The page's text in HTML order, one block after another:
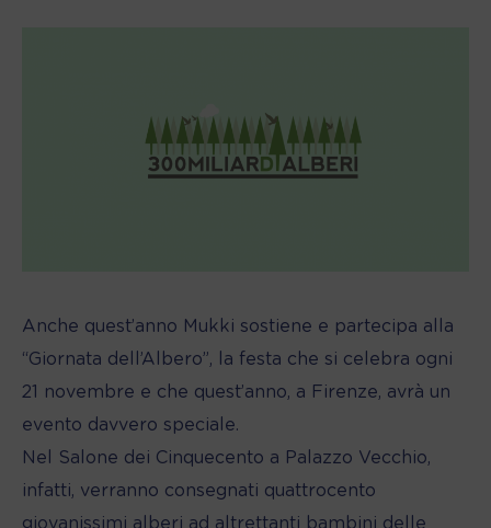
Anche quest’anno Mukki sostiene e partecipa alla
“Giornata dell’Albero”, la festa che si celebra ogni
21 novembre e che quest’anno, a Firenze, avrà un
evento davvero speciale.
Nel Salone dei Cinquecento a Palazzo Vecchio,
infatti, verranno consegnati quattrocento
giovanissimi alberi ad altrettanti bambini delle